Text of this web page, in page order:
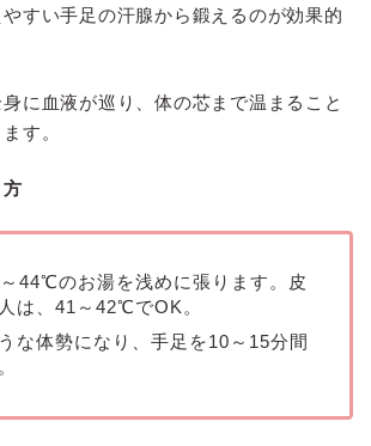
すい手足の汗腺から鍛えるのが効果的
に血液が巡り、体の芯まで温まること
す。
44℃のお湯を浅めに張ります。皮
は、41～42℃でOK。
な体勢になり、手足を10～15分間